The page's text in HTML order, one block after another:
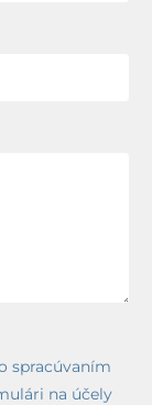
spracúvaním
na účely